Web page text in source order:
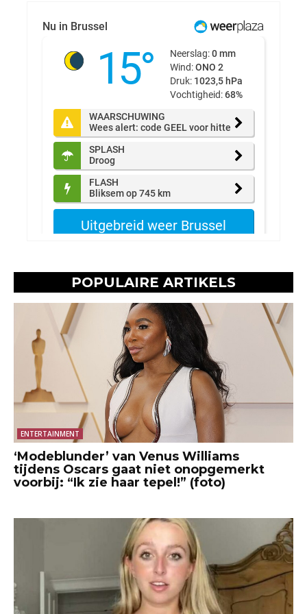
POPULAIRE ARTIKELS
ENTERTAINMENT
‘Modeblunder’ van Venus Williams
tijdens Oscars gaat niet onopgemerkt
voorbij: “Ik zie haar tepel!” (foto)